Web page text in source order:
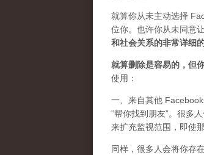
就算你从未主动选择
位你。也许你从未同意
和社会关系的非常详细
就算删除是容易的，但
使用：
一、来自其他
“帮你找到朋友”。很多
来扩充监视范围，即使
同样，很多人会将你存